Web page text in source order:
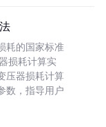
耗的国家标准
损耗计算实
压器损耗计算
数，指导用户